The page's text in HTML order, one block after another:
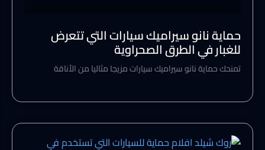
حماية نانو سيراميك سيارات التي تتعرض
للغبار في الطرق الصحراوية
تمنحك حماية نانو سيراميك سيارات مزيجا مثاليا من الأناقة